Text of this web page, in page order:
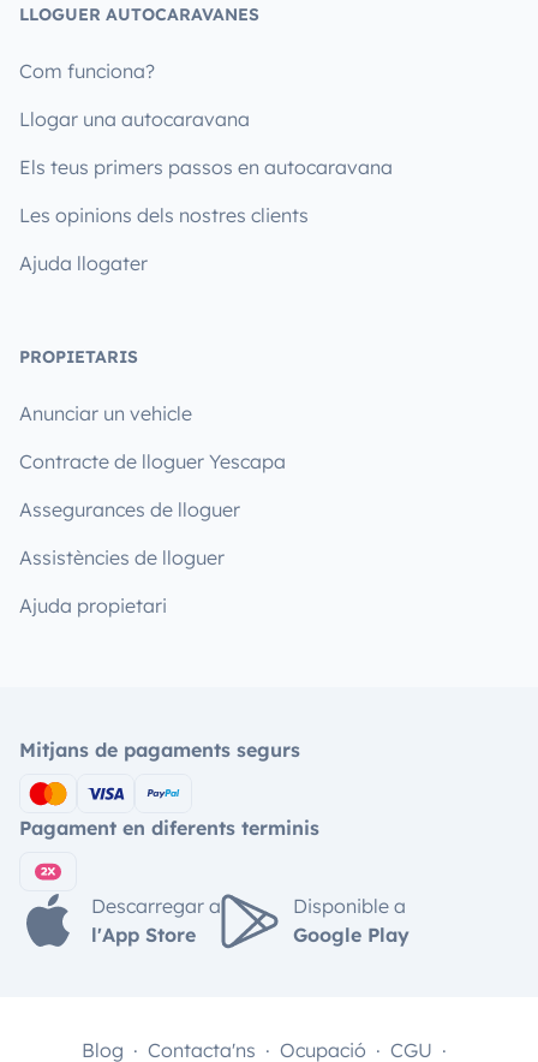
LLOGUER AUTOCARAVANES
Com funciona?
Llogar una autocaravana
Els teus primers passos en autocaravana
Les opinions dels nostres clients
Ajuda llogater
PROPIETARIS
Anunciar un vehicle
Contracte de lloguer Yescapa
Assegurances de lloguer
Assistències de lloguer
Ajuda propietari
Mitjans de pagaments segurs
Pagament en diferents terminis
Descarregar a
l'App Store
Disponible a
Google Play
Blog Contacta'ns Ocupació CGU